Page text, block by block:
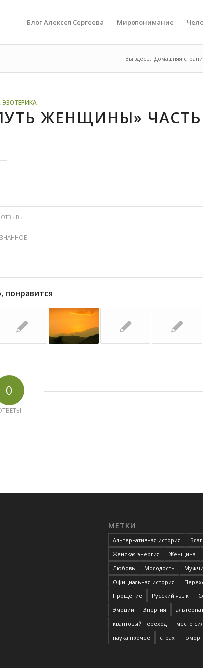
Блог Алексея Сергеева Миропонимание
Вы здесь: Домашняя
ЭЗОТЕРИКА
ЖЕНЩИНЫ» ЧАСТЬ
ОТЗЫВЫ
понравится
0
МЕТКИ
Альтернативная история
Женская энергия
Женщина
Любовь
Молодость
Официальная история
Прощение
Русский язык
Эмоции
Энергия
квантовый переход
место
наука прочее
страх юмор